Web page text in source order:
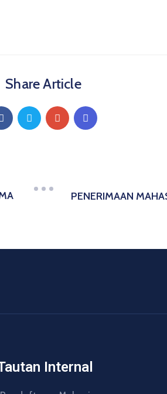
Share Article
PENERIMAAN
Internal